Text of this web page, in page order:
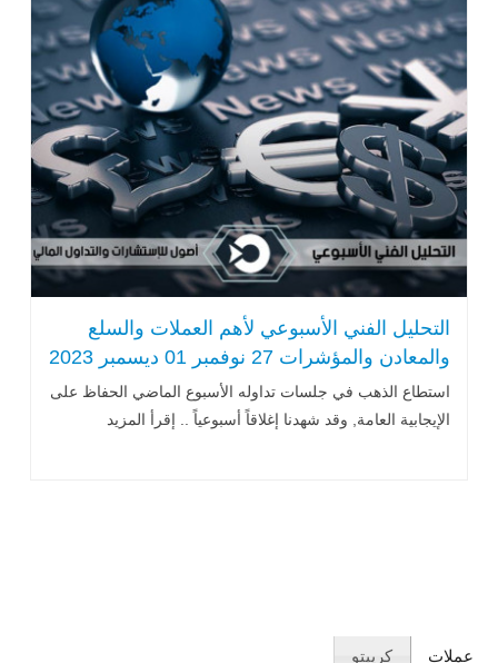
التحليل الفني الأسبوعي لأهم العملات والسلع
والمعادن والمؤشرات 27 نوفمبر 01 ديسمبر 2023
استطاع الذهب في جلسات تداوله الأسبوع الماضي الحفاظ على
الإيجابية العامة, وقد شهدنا إغلاقاً أسبوعياً .. إقرأ المزيد
عملات كريبتو